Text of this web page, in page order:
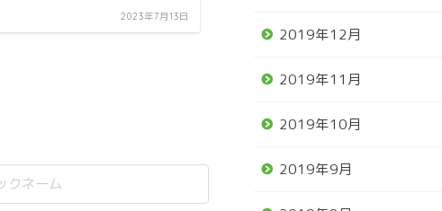
2023年7月13日
2019年12月
2019年11月
2019年10月
2019年9月